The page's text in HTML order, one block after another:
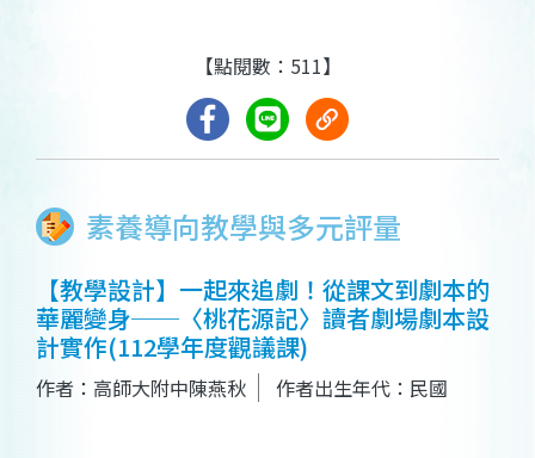
【點閱數：511】
素養導向教學與多元評量
【教學設計】一起來追劇！從課文到劇本的
華麗變身──〈桃花源記〉讀者劇場劇本設
計實作(112學年度觀議課)
作者：高師大附中陳燕秋 作者出生年代：民國